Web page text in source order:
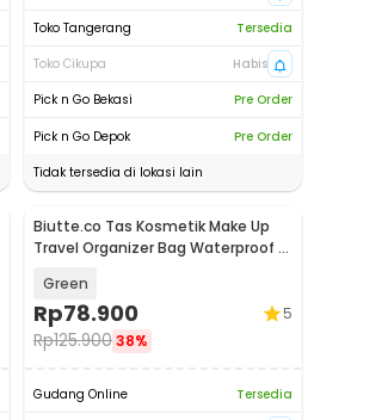
Toko Tangerang
Tersedia
Toko Cikupa
Habis
Pick n Go Bekasi
Pre Order
Pick n Go Depok
Pre Order
Tidak tersedia di lokasi lain
Biutte.co Tas Kosmetik Make Up
Travel Organizer Bag Waterproof -
Green
Rp78.900
Rp125.90038%
5
Gudang Online
Tersedia